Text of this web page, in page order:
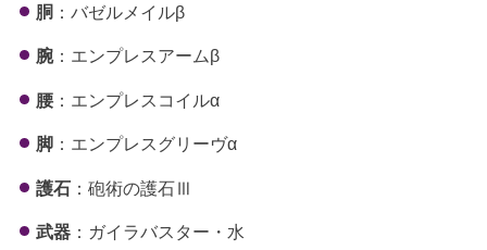
胴 ：バゼルメイルβ
腕：エンプレスアームβ
腰：エンプレスコイルα
脚：エンプレスグリーヴα
護石：砲術の護石Ⅲ
武器：ガイラバスター・水